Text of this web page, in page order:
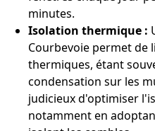
minutes.
Isolation thermique :
Courbevoie permet de
thermiques, étant
condensation sur les
judicieux d'optimiser
notamment en